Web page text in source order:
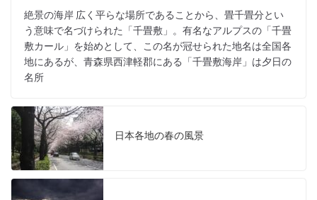
絶景の海岸 広く平らな場所であることから、畳千畳分とい
う意味で名づけられた「千畳敷」。有名なアルプスの「千畳
敷カール」を始めとして、この名が冠せられた地名は全国各
地にあるが、青森県西津軽郡にある「千畳敷海岸」は夕日の
名所
日本各地の春の風景